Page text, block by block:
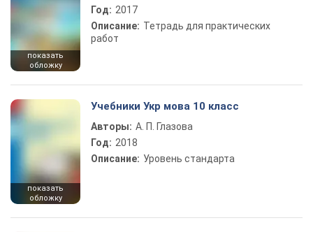
показать
обложку
Год: 2017
Описание: Тетрадь для практических
работ
показать
обложку
Учебники Укр мова 10 класс
Авторы: А. П. Глазова
Год: 2018
Описание: Уровень стандарта